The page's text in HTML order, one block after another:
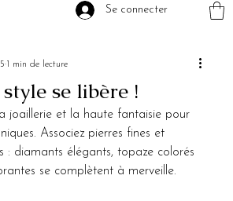
Se connecter
se libère !
1 min de lecture
joaillerie et la haute fantaisie pour
Associez pierres fines et
: diamants élégants, topaze colorés
se complètent à merveille.